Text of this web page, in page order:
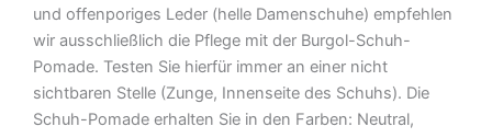
und offenporiges Leder (helle Damenschuhe) empfehlen
wir ausschließlich die Pflege mit der Burgol-Schuh-
Pomade. Testen Sie hierfür immer an einer nicht
sichtbaren Stelle (Zunge, Innenseite des Schuhs). Die
Schuh-Pomade erhalten Sie in den Farben: Neutral,